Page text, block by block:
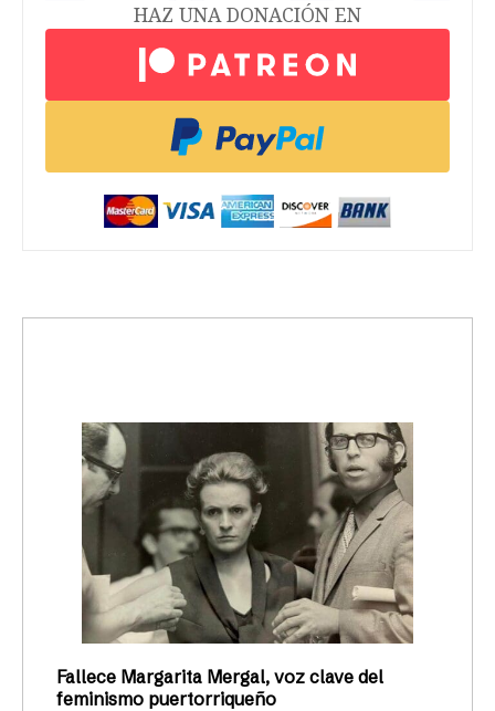
HAZ UNA DONACIÓN EN
Fallece Margarita Mergal, voz clave del
feminismo puertorriqueño